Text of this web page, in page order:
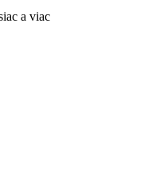
a viac